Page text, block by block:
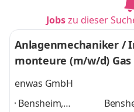
Jobszu dieser
Anlagenmechaniker /
monteure (m/w/d) Gas
nitär, Heizung, Klima)
enwas GmbH
Bensheim,